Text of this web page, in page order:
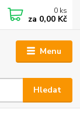
Menu
Hledat
0 ks
za 0,00 Kč